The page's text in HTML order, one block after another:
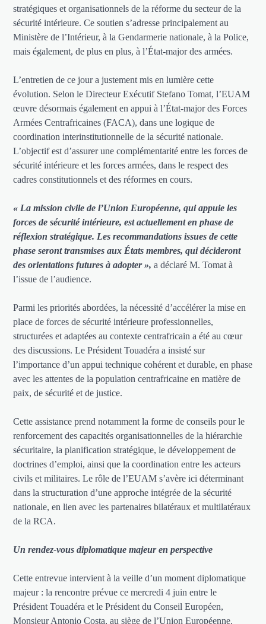
stratégiques et organisationnels de la réforme du secteur de la
sécurité intérieure. Ce soutien s’adresse principalement au
Ministère de l’Intérieur, à la Gendarmerie nationale, à la Police,
mais également, de plus en plus, à l’État-major des armées.
L’entretien de ce jour a justement mis en lumière cette
évolution. Selon le Directeur Exécutif Stefano Tomat, l’EUAM
œuvre désormais également en appui à l’État-major des Forces
Armées Centrafricaines (FACA), dans une logique de
coordination interinstitutionnelle de la sécurité nationale.
L’objectif est d’assurer une complémentarité entre les forces de
sécurité intérieure et les forces armées, dans le respect des
cadres constitutionnels et des réformes en cours.
« La mission civile de l’Union Européenne, qui appuie les
forces de sécurité intérieure, est actuellement en phase de
réflexion stratégique. Les recommandations issues de cette
phase seront transmises aux États membres, qui décideront
des orientations futures à adopter », a déclaré M. Tomat à
l’issue de l’audience.
Parmi les priorités abordées, la nécessité d’accélérer la mise en
place de forces de sécurité intérieure professionnelles,
structurées et adaptées au contexte centrafricain a été au cœur
des discussions. Le Président Touadéra a insisté sur
l’importance d’un appui technique cohérent et durable, en phase
avec les attentes de la population centrafricaine en matière de
paix, de sécurité et de justice.
Cette assistance prend notamment la forme de conseils pour le
renforcement des capacités organisationnelles de la hiérarchie
sécuritaire, la planification stratégique, le développement de
doctrines d’emploi, ainsi que la coordination entre les acteurs
civils et militaires. Le rôle de l’EUAM s’avère ici déterminant
dans la structuration d’une approche intégrée de la sécurité
nationale, en lien avec les partenaires bilatéraux et multilatéraux
de la RCA.
Un rendez-vous diplomatique majeur en perspective
Cette entrevue intervient à la veille d’un moment diplomatique
majeur : la rencontre prévue ce mercredi 4 juin entre le
Président Touadéra et le Président du Conseil Européen,
Monsieur Antonio Costa, au siège de l’Union Européenne.